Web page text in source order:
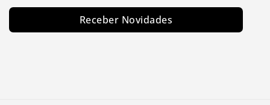
Receber Novidades